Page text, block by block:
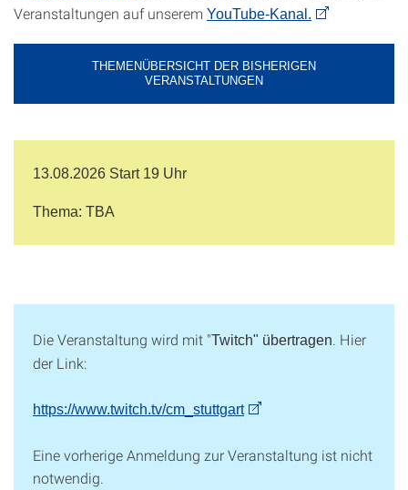
Veranstaltungen auf unserem YouTube-Kanal.
THEMENÜBERSICHT DER BISHERIGEN
VERANSTALTUNGEN
13.08.2026 Start 19 Uhr
Thema: TBA
Die Veranstaltung wird mit "Twitch" übertragen . Hier
der Link:
https://www.twitch.tv/cm_stuttgart
Eine vorherige Anmeldung zur Veranstaltung ist nicht
notwendig.